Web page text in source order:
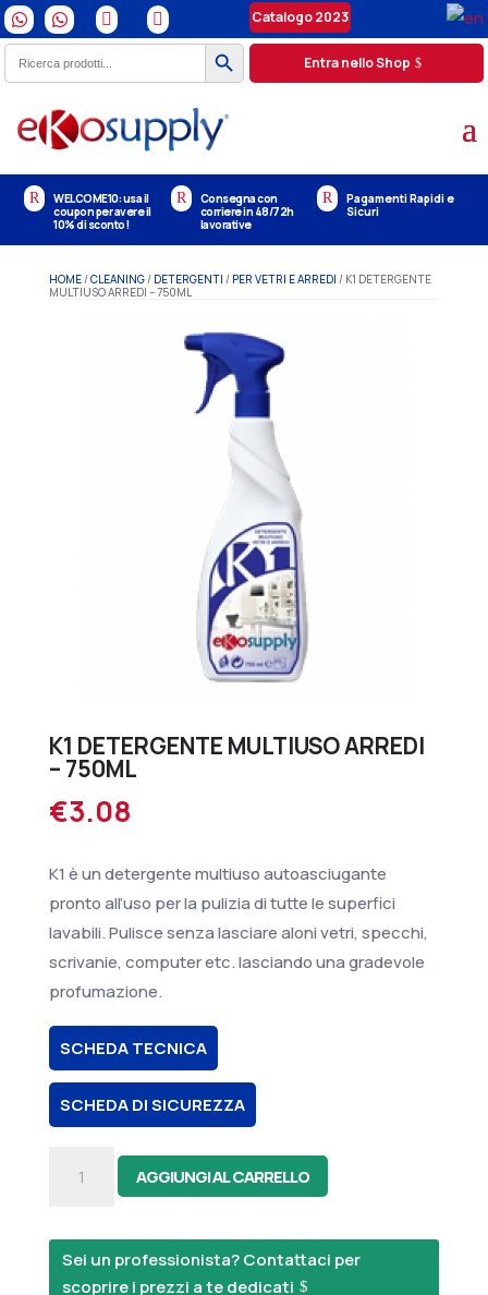
    Catalogo 2023
Search
for:
Search Button
Entra nello Shop
R
WELCOME10: usa il
coupon per avere il
10% di sconto!
R
Consegna con
corriere in 48/72h
lavorative
R
Pagamenti Rapidi e
Sicuri
HOME/CLEANING/ DETERGENTI / PER VETRI E ARREDI / K1 DETERGENTE
MULTIUSO ARREDI – 750ML
K1 DETERGENTE MULTIUSO ARREDI
– 750ML
€3.08
K1 è un detergente multiuso autoasciugante
pronto all’uso per la pulizia di tutte le superfici
lavabili. Pulisce senza lasciare aloni vetri, specchi,
scrivanie, computer etc. lasciando una gradevole
profumazione.
SCHEDA TECNICA
SCHEDA DI SICUREZZA
Detergente
Arredi
AGGIUNGI AL CARRELLO
Sei un professionista? Contattaci per
scoprire i prezzi a te dedicati